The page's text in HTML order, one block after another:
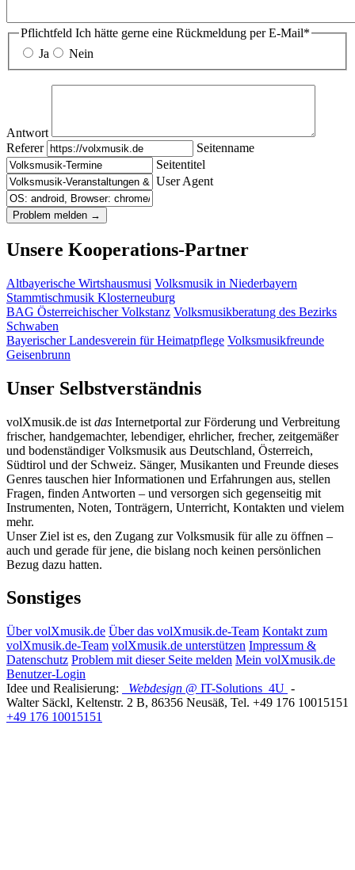
Pflichtfeld Ich hätte gerne eine Rückmeldung per E-Mail*
Ja
Nein
Antwort
Referer
Seitenname
Seitentitel
User Agent
Unsere Kooperations-Partner
Altbayerische Wirtshausmusi Volksmusik in Niederbayern
Stammtischmusik Klosterneuburg
BAG Österreichischer Volkstanz Volksmusikberatung des Bezirks
Schwaben
Bayerischer Landesverein für Heimatpflege Volksmusikfreunde
Geisenbrunn
Unser Selbstverständnis
volXmusik.de ist das Internetportal zur Förderung und Verbreitung
frischer, handgemachter, lebendiger, ehrlicher, frecher, zeitgemäßer
und bodenständiger Volksmusik aus Deutschland, Österreich,
Südtirol und der Schweiz. Sänger, Musikanten und Freunde dieses
Genres tauschen hier Informationen und Erfahrungen aus, stellen
Fragen, finden Antworten – und versorgen sich gegenseitig mit
Instrumenten, Noten, Tonträgern, Unterricht, Kontakten und vielem
mehr.
Unser Ziel ist es, den Zugang zur Volksmusik für alle zu öffnen –
auch und gerade für jene, die bislang noch keinen persönlichen
Bezug dazu hatten.
Sonstiges
Über volXmusik.de Über das volXmusik.de-Team Kontakt zum
volXmusik.de-Team volXmusik.de unterstützen Impressum &
Datenschutz Problem mit dieser Seite melden Mein volXmusik.de
Benutzer-Login
Idee und Realisierung:
Webdesign @ IT-Solutions 4U -
Walter Säckl, Keltenstr. 2 B, 86356 Neusäß, Tel. +49 176 10015151
+49 176 10015151